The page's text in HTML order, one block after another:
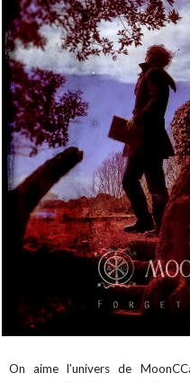
On aime l’univers de